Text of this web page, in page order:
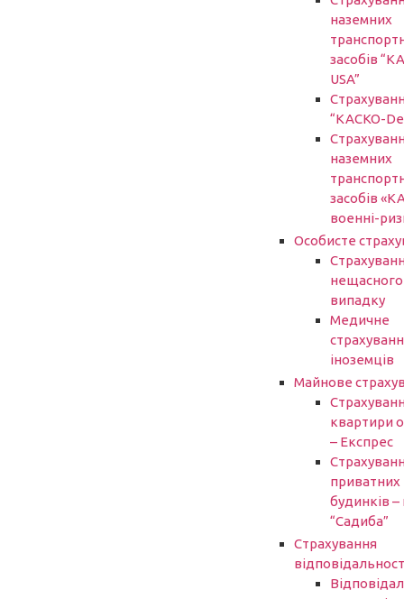
наземних
засобів
USA”
“КАСКО-
наземних
засобів
военні-
Особисте
нещасного
випадку
Медичне
іноземців
Майнове
квартири
– Експрес
приватних
будинків –
“Садиба”
Страхування